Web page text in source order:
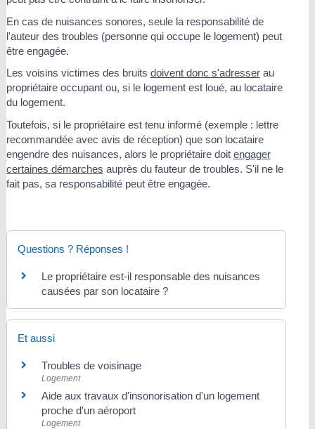
En cas de nuisances sonores, seule la responsabilité de
l'auteur des troubles (personne qui occupe le logement) peut
être engagée.
Les voisins victimes des bruits doivent donc s'adresserau
propriétaire occupant ou, si le logement est loué, au locataire
du logement.
Toutefois, si le propriétaire est tenu informé (exemple : lettre
recommandée avec avis de réception) que son locataire
engendre des nuisances, alors le propriétaire doit engager
certaines démarches auprès du fauteur de troubles. S'il ne le
fait pas, sa responsabilité peut être engagée.
Questions ? Réponses !
Le propriétaire est-il responsable des nuisances
causées par son locataire ?
Et aussi
Troubles de voisinage
Logement
Aide aux travaux d'insonorisation d'un logement
proche d'un aéroport
Logement